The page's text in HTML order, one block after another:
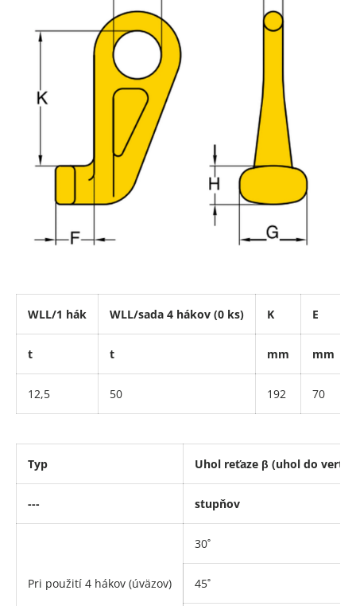
WLL/1 hák WLL/sada 4 hákov (0 ks) K E
t t mm mm
12,5 50 192 70
Typ Uhol reťaze β (uhol do
--- stupňov
Pri použití 4 hákov (úväzov)
30˚
45˚